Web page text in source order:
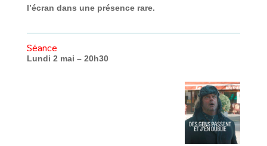
l’écran dans une présence rare.
Séance
Lundi 2 mai – 20h30